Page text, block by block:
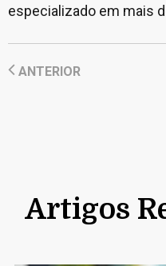
especializado em mais
ANTERIOR
Artigos